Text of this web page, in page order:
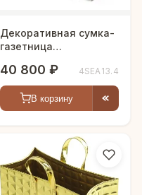
Декоративная сумка-
газетница
40 800 ₽ 4SEA13.4
В корзину